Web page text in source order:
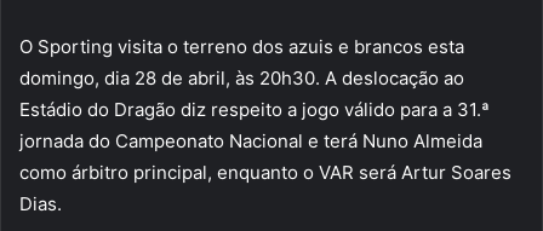
O Sporting visita o terreno dos azuis e brancos esta
domingo, dia 28 de abril, às 20h30. A deslocação ao
Estádio do Dragão diz respeito a jogo válido para a 31.ª
jornada do Campeonato Nacional e terá Nuno Almeida
como árbitro principal, enquanto o VAR será Artur Soares
Dias.